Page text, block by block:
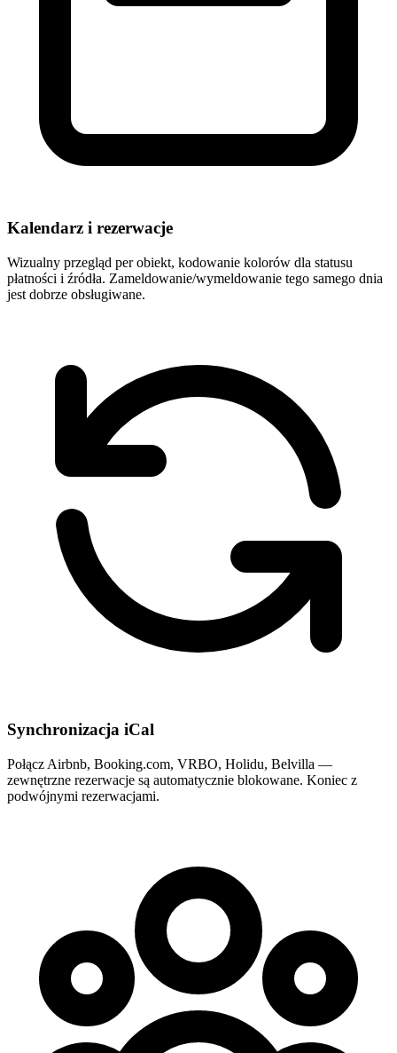
Kalendarz i rezerwacje
Wizualny przegląd per obiekt, kodowanie kolorów dla statusu
płatności i źródła. Zameldowanie/wymeldowanie tego samego dnia
jest dobrze obsługiwane.
Synchronizacja iCal
Połącz Airbnb, Booking.com, VRBO, Holidu, Belvilla —
zewnętrzne rezerwacje są automatycznie blokowane. Koniec z
podwójnymi rezerwacjami.